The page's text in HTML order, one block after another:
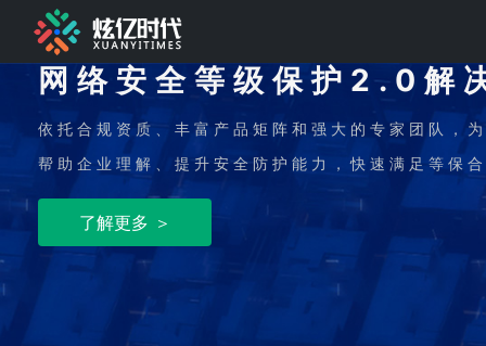
网络安全等级保护2.0解
依托合规资质、丰富产品矩阵和强大的专家团队，
帮助企业理解、提升安全防护能力，快速满足等保
了解更多 ＞